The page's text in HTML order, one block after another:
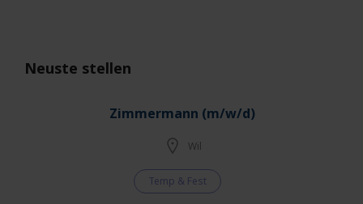
Neuste stellen
Zimmermann (m/w/d)
Wil
Temp & Fest